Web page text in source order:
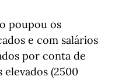
poupou os
e com salários
por conta de
(2500